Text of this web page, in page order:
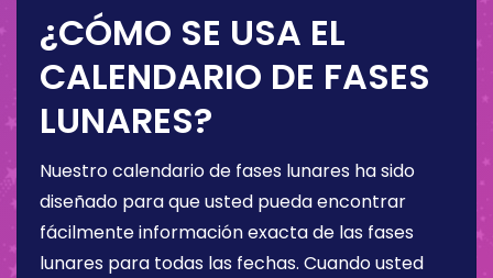
¿CÓMO SE USA EL
CALENDARIO DE FASES
LUNARES?
Nuestro calendario de fases lunares ha sido
diseñado para que usted pueda encontrar
fácilmente información exacta de las fases
lunares para todas las fechas. Cuando usted